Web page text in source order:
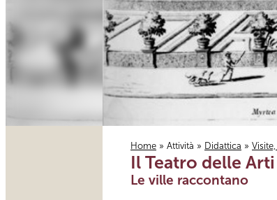
Tu sei qui
Home » Attività » Didattica »
Il Teatro delle
Le ville raccontano